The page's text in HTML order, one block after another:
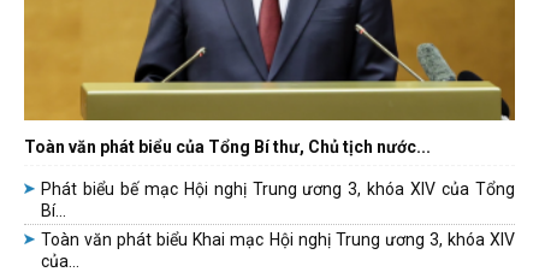
Toàn văn phát biểu của Tổng Bí thư, Chủ tịch nước...
Phát biểu bế mạc Hội nghị Trung ương 3, khóa XIV của Tổng
Bí...
Toàn văn phát biểu Khai mạc Hội nghị Trung ương 3, khóa XIV
của...